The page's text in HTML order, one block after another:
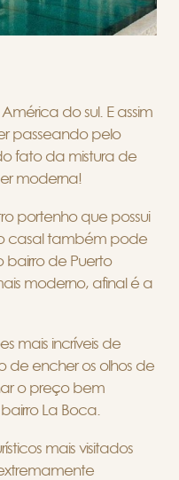
do sul. E assim
passeando pelo
fato da mistura de
moderna!
portenho que possui
o casal também pode
de Puerto
moderno, afinal é a
mais incríveis de
de encher os olhos de
o preço bem
La Boca.
mais visitados